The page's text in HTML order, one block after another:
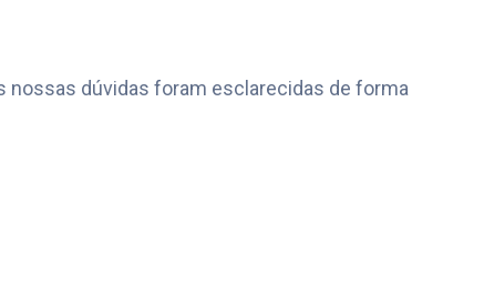
nossas dúvidas foram esclarecidas de forma